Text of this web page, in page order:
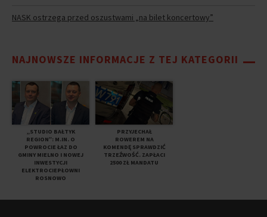
NASK ostrzega przed oszustwami „na bilet koncertowy”
NAJNOWSZE INFORMACJE Z TEJ KATEGORII
„STUDIO BAŁTYK
REGION”: M.IN. O
POWROCIE ŁAZ DO
GMINY MIELNO I NOWEJ
INWESTYCJI
ELEKTROCIEPŁOWNI
ROSNOWO
PRZYJECHAŁ
ROWEREM NA
KOMENDĘ SPRAWDZIĆ
TRZEŹWOŚĆ. ZAPŁACI
2500 ZŁ MANDATU